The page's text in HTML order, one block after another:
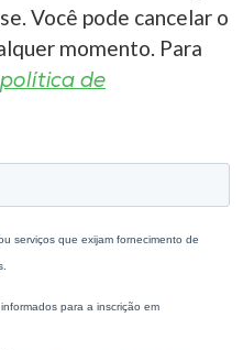
Você pode cancelar o
momento. Para
política de